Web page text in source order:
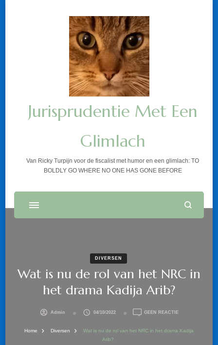
Jurisprudentie Met Een
Glimlach
Van Ricky Turpijn voor de fiscalist met humor en een glimlach: TO
BOLDLY GO WHERE NO ONE HAS GONE BEFORE
DIVERSEN
Wat is nu de rol van het NRC in
het drama Kadija Arib?
Admin 04/10/2022 GEEN REACTIEOP
NU
Home Diversen
Wat is nu de rol van het NRC in het drama Kadija
Arib?